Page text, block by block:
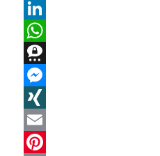
Facebook
LinkedIn
WhatsApp
Threema
Messenger
XING
Email